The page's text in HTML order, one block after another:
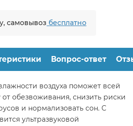
самовывоз бесплатно
Вопрос-ответ
воздуха поможет всей
обезвоживания, снизить риски
и нормализовать сон. С
ультразвуковой